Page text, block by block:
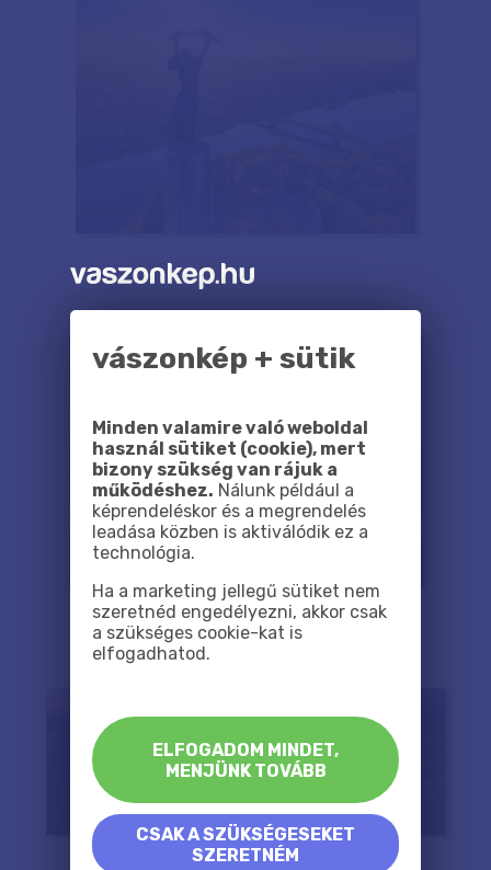
vászonkép + sütik
Minden valamire való weboldal
használ sütiket (cookie), mert
bizony szükség van rájuk a
működéshez. Nálunk például a
képrendeléskor és a megrendelés
leadása közben is aktiválódik ez a
technológia.
Ha a marketing jellegű sütiket nem
szeretnéd engedélyezni, akkor csak
a szükséges cookie-kat is
elfogadhatod.
ELFOGADOM MINDET,
MENJÜNK TOVÁBB
CSAK A SZÜKSÉGESEKET
SZERETNÉM